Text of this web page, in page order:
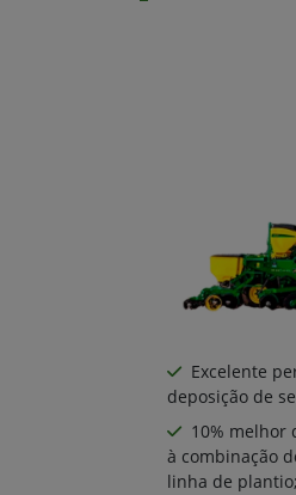
Excelente
deposição de
10% melhor
à combinação
linha de plantio;